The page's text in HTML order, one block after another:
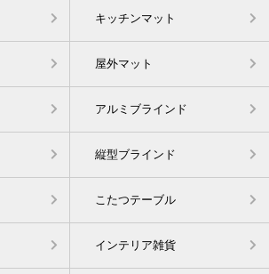
キッチンマット
屋外マット
アルミブラインド
縦型ブラインド
こたつテーブル
インテリア雑貨